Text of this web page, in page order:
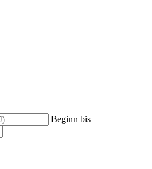
Beginn bis